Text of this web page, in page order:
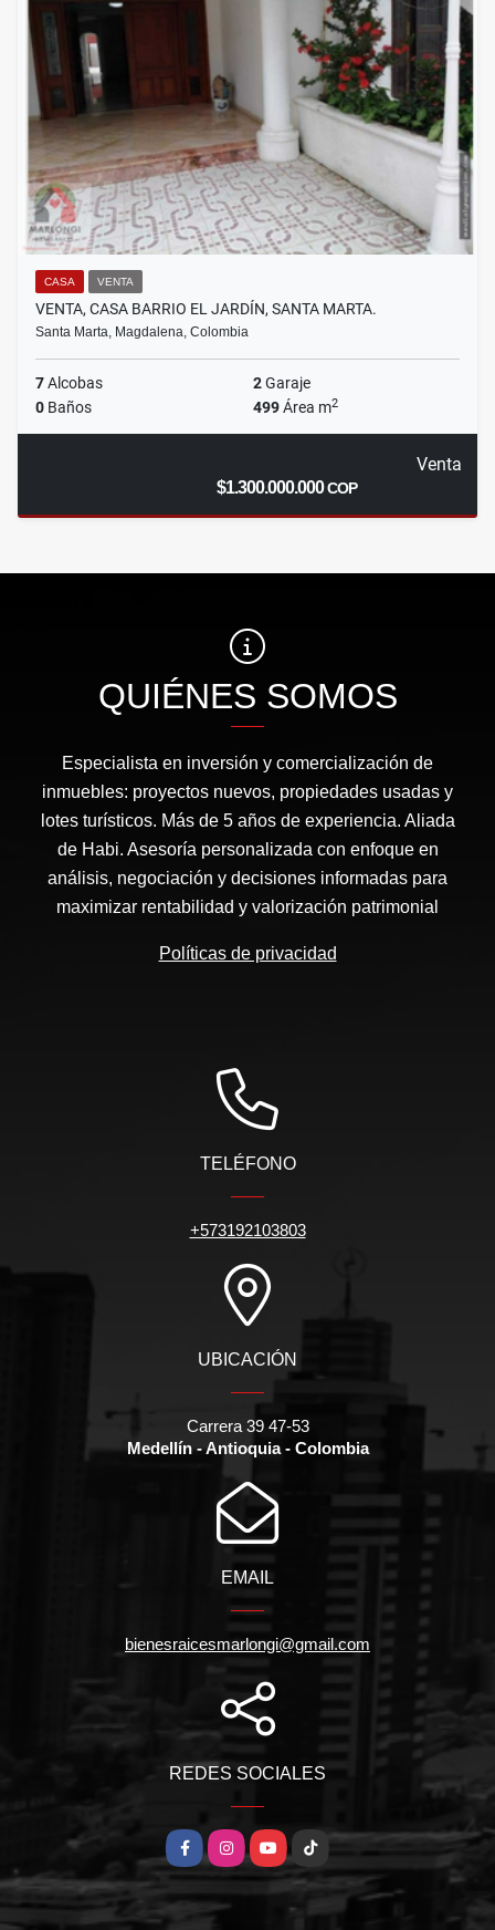
CASA VENTA
VENTA, CASA BARRIO EL JARDÍN, SANTA MARTA.
Santa Marta, Magdalena, Colombia
7Alcobas 2Garaje
0 Baños 499Área m2
Venta
$1.300.000.000COP
QUIÉNES SOMOS
Especialista en inversión y comercialización de
inmuebles: proyectos nuevos, propiedades usadas y
lotes turísticos. Más de 5 años de experiencia. Aliada
de Habi. Asesoría personalizada con enfoque en
análisis, negociación y decisiones informadas para
maximizar rentabilidad y valorización patrimonial
Políticas de privacidad
TELÉFONO
+573192103803
UBICACIÓN
Carrera 39 47-53
Medellín - Antioquia - Colombia
EMAIL
bienesraicesmarlongi@gmail.com
REDES SOCIALES
FacebookInstagramYouTubeTikTok